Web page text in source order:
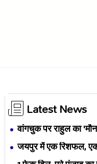
Latest News
वांगचुक पर राहुल का
एकता BJP का नैरेटिव
जयपुर में एक रिशफल,